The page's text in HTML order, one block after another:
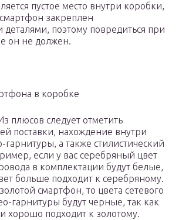
пустое место внутри коробки,
закреплен
деталями, поэтому повредиться при
он не должен.
в коробке
плюсов следует отметить
поставки, нахождение внутри
гарнитуры, а также стилистический
если у вас серебряный цвет
в комплектации будут белые,
больше подходит к серебряному.
смартфон, то цвета сетевого
гарнитуры будут черные, так как
хорошо подходит к золотому.